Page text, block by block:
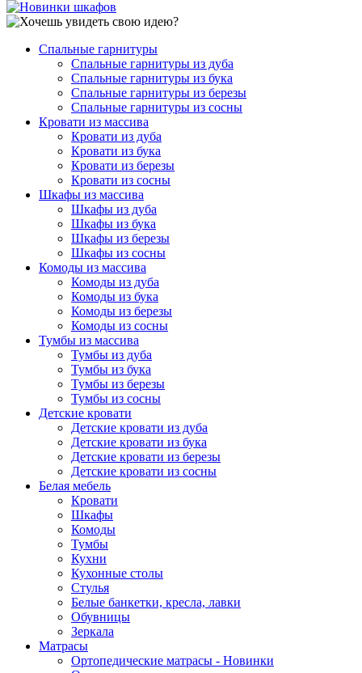
Спальные гарнитуры
Спальные гарнитуры из дуба
Спальные гарнитуры из бука
Спальные гарнитуры из березы
Спальные гарнитуры из сосны
Кровати из массива
Кровати из дуба
Кровати из бука
Кровати из березы
Кровати из сосны
Шкафы из массива
Шкафы из дуба
Шкафы из бука
Шкафы из березы
Шкафы из сосны
Комоды из массива
Комоды из дуба
Комоды из бука
Комоды из березы
Комоды из сосны
Тумбы из массива
Тумбы из дуба
Тумбы из бука
Тумбы из березы
Тумбы из сосны
Детские кровати
Детские кровати из дуба
Детские кровати из бука
Детские кровати из березы
Детские кровати из сосны
Белая мебель
Кровати
Шкафы
Комоды
Тумбы
Кухни
Кухонные столы
Стулья
Белые банкетки, кресла, лавки
Обувницы
Зеркала
Матрасы
Ортопедические матрасы - Новинки